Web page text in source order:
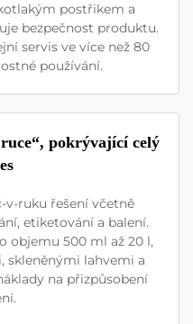
postřikem a
bezpečnost produktu.
servis ve více než 80
používání.
pokrývající celý
ruku řešení včetně
etiketování a balení.
objemu 500 ml až 20 l,
skleněnými lahvemi a
na přizpůsobení